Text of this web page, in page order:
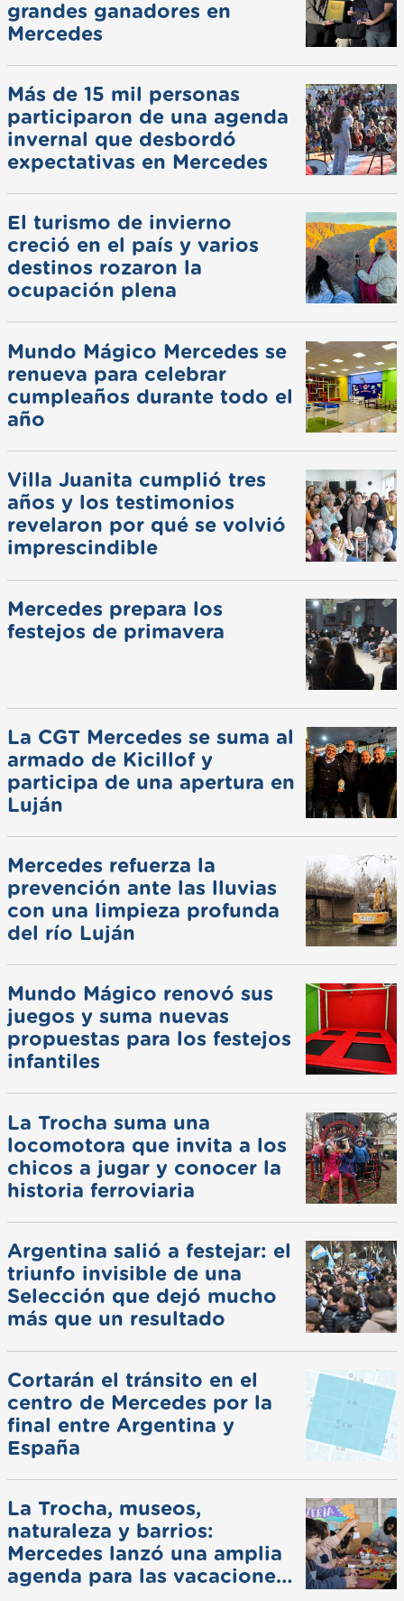
grandes ganadores en
Mercedes
Más de 15 mil personas
participaron de una agenda
invernal que desbordó
expectativas en Mercedes
El turismo de invierno
creció en el país y varios
destinos rozaron la
ocupación plena
Mundo Mágico Mercedes se
renueva para celebrar
cumpleaños durante todo el
año
Villa Juanita cumplió tres
años y los testimonios
revelaron por qué se volvió
imprescindible
Mercedes prepara los
festejos de primavera
La CGT Mercedes se suma al
armado de Kicillof y
participa de una apertura en
Luján
Mercedes refuerza la
prevención ante las lluvias
con una limpieza profunda
del río Luján
Mundo Mágico renovó sus
juegos y suma nuevas
propuestas para los festejos
infantiles
La Trocha suma una
locomotora que invita a los
chicos a jugar y conocer la
historia ferroviaria
Argentina salió a festejar: el
triunfo invisible de una
Selección que dejó mucho
más que un resultado
Cortarán el tránsito en el
centro de Mercedes por la
final entre Argentina y
España
La Trocha, museos,
naturaleza y barrios:
Mercedes lanzó una amplia
agenda para las vacaciones